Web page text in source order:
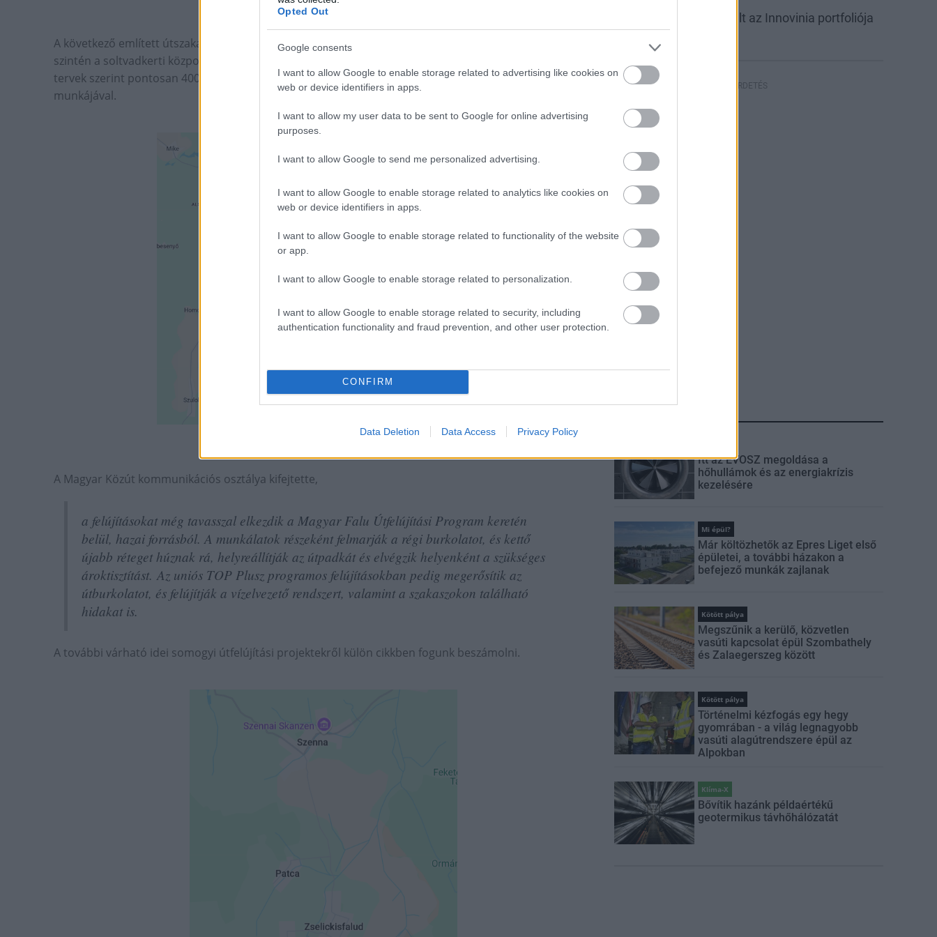
Opted Out
Google consents
I want to allow Google to enable storage related to advertising like cookies on
web or device identifiers in apps.
I want to allow my user data to be sent to Google for online advertising
purposes.
I want to allow Google to send me personalized advertising.
I want to allow Google to enable storage related to analytics like cookies on
web or device identifiers in apps.
I want to allow Google to enable storage related to functionality of the website
or app.
I want to allow Google to enable storage related to personalization.
I want to allow Google to enable storage related to security, including
authentication functionality and fraud prevention, and other user protection.
CONFIRM
Data Deletion Data Access Privacy Policy
A következő említett útszakasz a Szigetvár és Kadarkút közötti több mint öt kilométeres pálya, amit
szintén a soltvadkerti központú cég modernizál, illetve a szilvásszentmártoni bekötőút is megújul: a
tervek szerint pontosan 4000 méter hosszúságban történik majd munka, szintén aSoltút Kft.
munkájával.
A Kadarkút-Szigetvár összekötő
A Magyar Közút kommunikációs osztálya kifejtette,
a felújításokat még tavasszal elkezdik a Magyar Falu Útfelújítási Program keretén
belül, hazai forrásból. A munkálatok részeként felmarják a régi burkolatot, és kettő
újabb réteget húznak rá, helyreállítják az útpadkát és elvégzik helyenként a szükséges
ároktisztítást. Az uniós TOP Plusz programos felújításokban pedig megerősítik az
útburkolatot, és felújítják a vízelvezető rendszert, valamint a szakaszokon található
hidakat is.
A további várható idei somogyi útfelújítási projektekről külön cikkben fogunk beszámolni.
Újabb csarnokkal bővült az Innovinia portfoliója
Nyíregyházán
HIRDETÉS
Itt az ÉVOSZ megoldása a
hőhullámok és az energiakrízis
kezelésére
Mi épül?
Már költözhetők az Epres Liget első
épületei, a további házakon a
befejező munkák zajlanak
Kötött pálya
Megszűnik a kerülő, közvetlen
vasúti kapcsolat épül Szombathely
és Zalaegerszeg között
Kötött pálya
Történelmi kézfogás egy hegy
gyomrában - a világ legnagyobb
vasúti alagútrendszere épül az
Alpokban
Klíma-X
Bővítik hazánk példaértékű
geotermikus távhőhálózatát